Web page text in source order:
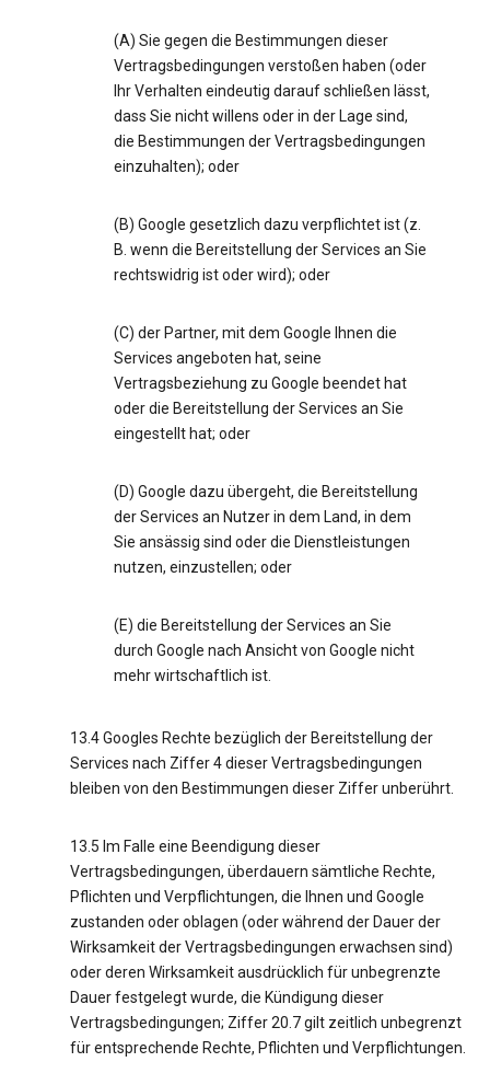
(A) Sie gegen die Bestimmungen dieser
Vertragsbedingungen verstoßen haben (oder
Ihr Verhalten eindeutig darauf schließen lässt,
dass Sie nicht willens oder in der Lage sind,
die Bestimmungen der Vertragsbedingungen
einzuhalten); oder
(B) Google gesetzlich dazu verpflichtet ist (z.
B. wenn die Bereitstellung der Services an Sie
rechtswidrig ist oder wird); oder
(C) der Partner, mit dem Google Ihnen die
Services angeboten hat, seine
Vertragsbeziehung zu Google beendet hat
oder die Bereitstellung der Services an Sie
eingestellt hat; oder
(D) Google dazu übergeht, die Bereitstellung
der Services an Nutzer in dem Land, in dem
Sie ansässig sind oder die Dienstleistungen
nutzen, einzustellen; oder
(E) die Bereitstellung der Services an Sie
durch Google nach Ansicht von Google nicht
mehr wirtschaftlich ist.
13.4 Googles Rechte bezüglich der Bereitstellung der
Services nach Ziffer 4 dieser Vertragsbedingungen
bleiben von den Bestimmungen dieser Ziffer unberührt.
13.5 Im Falle eine Beendigung dieser
Vertragsbedingungen, überdauern sämtliche Rechte,
Pflichten und Verpflichtungen, die Ihnen und Google
zustanden oder oblagen (oder während der Dauer der
Wirksamkeit der Vertragsbedingungen erwachsen sind)
oder deren Wirksamkeit ausdrücklich für unbegrenzte
Dauer festgelegt wurde, die Kündigung dieser
Vertragsbedingungen; Ziffer 20.7 gilt zeitlich unbegrenzt
für entsprechende Rechte, Pflichten und Verpflichtungen.